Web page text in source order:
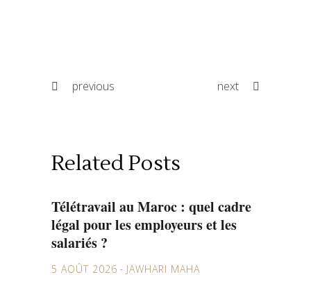
previous next
Related Posts
Télétravail au Maroc : quel cadre
légal pour les employeurs et les
salariés ?
5 AOÛT 2026 JAWHARI MAHA